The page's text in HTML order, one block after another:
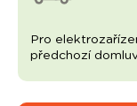
Pro
předchozí